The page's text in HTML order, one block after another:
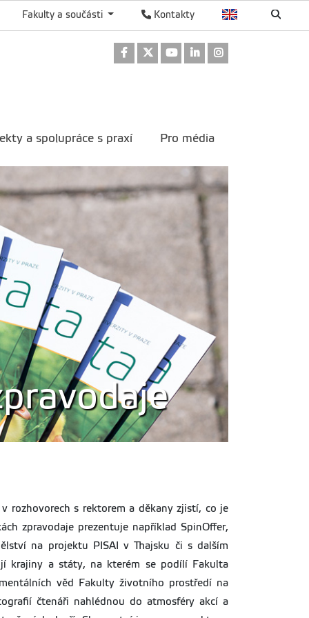
Kontakty
Fakulty a součásti
Odkaz na Facebook
Odkaz na Twitter
Odkaz na Youtube
Odkaz na LinkedIn
a spolupráce s praxí Pro média
rozhovorech s rektorem a děkany zjistí, co je
zpravodaje prezentuje například SpinOffer,
na projektu PISAI v Thajsku či s dalším
krajiny a státy, na kterém se podílí Fakulta
věd Fakulty životního prostředí na
čtenáři nahlédnou do atmosféry akcí a